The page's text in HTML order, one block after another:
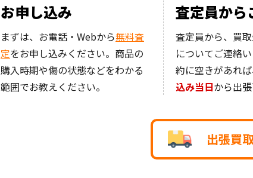
お申し込み
まずは、お電話・Webから無料査
定をお申し込みください。商品の
購入時期や傷の状態などをわかる
範囲でお教えください。
査定員から
査定員から、買
についてご連絡
約に空きがあれば
込み当日から出張
出張買